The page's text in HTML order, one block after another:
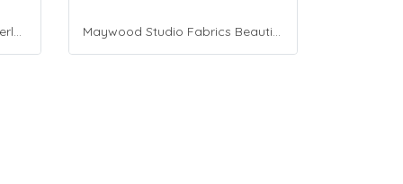
Moda Fabrics Whimsy Wonderland Shakedown Street Spiral Breeze Maywood Studio Fabrics Beautiful Basics